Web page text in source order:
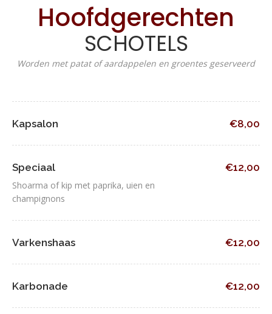
Hoofdgerechten
SCHOTELS
Worden met patat of aardappelen en groentes geserveerd
Kapsalon €8,00
Speciaal
Shoarma of kip met paprika, uien en
champignons
€12,00
Varkenshaas €12,00
Karbonade €12,00